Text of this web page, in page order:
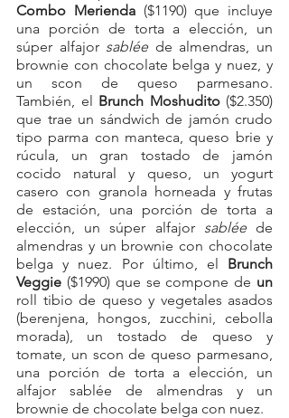
Combo Merienda ($1190) que incluye
una porción de torta a elección, un
súper alfajor sablée de almendras, un
brownie con chocolate belga y nuez, y
un scon de queso parmesano.
También, el Brunch Moshudito ($2.350)
que trae un sándwich de jamón crudo
tipo parma con manteca, queso brie y
rúcula, un gran tostado de jamón
cocido natural y queso, un yogurt
casero con granola horneada y frutas
de estación, una porción de torta a
elección, un súper alfajor sablée de
almendras y un brownie con chocolate
belga y nuez. Por último, el Brunch
Veggie ($1990) que se compone de
roll tibio de queso y vegetales asados
(berenjena, hongos, zucchini, cebolla
morada), un tostado de queso y
tomate, un scon de queso parmesano,
una porción de torta a elección, un
alfajor sablée de almendras y un
brownie de chocolate belga con nuez.